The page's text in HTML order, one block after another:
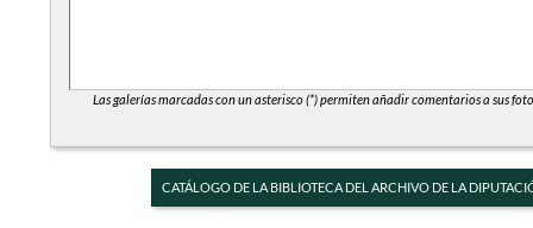
Las galerías marcadas con un asterisco (*) permiten añadir comentarios a sus
CATÁLOGO DE LA BIBLIOTECA DEL ARCHIVO DE LA